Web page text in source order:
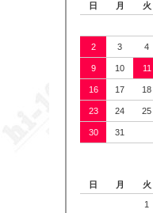
日
月 火
2 3 4
9 10 11
16 17 18
23 24 25
30 31
日
月 火
1